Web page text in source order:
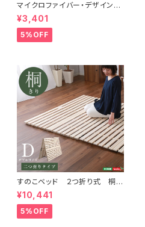
マイクロファイバー・デザインラ
グマットMサイズ（185×185cm）
洗えるラグマット 【WASHFA2】
FRG-D2-M
¥3,401
5%OFF
すのこベッド ２つ折り式 桐仕
様(ダブル)【Coh-ソーン-】 KI
R-2-D
¥10,441
5%OFF